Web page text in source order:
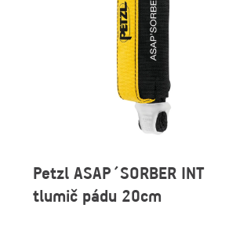
Petzl ASAP´SORBER INT
tlumič pádu 20cm